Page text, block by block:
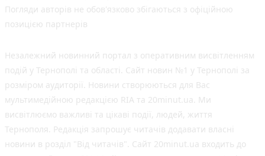
Погляди авторів не обов'язково збігаються з офіційною
позицією партнерів
Незалежний новинний портал з оперативним висвітленням
подій у Тернополі та області. Сайт новин №1 у Тернополі за
розміром аудиторії. Новини створюються для Вас
мультимедійною редакцією RIA та 20minut.ua. Ми
висвітлюємо важливі та цікаві події, людей, життя
Тернополя. Редакція запрошує читачів додавати власні
новини в розділ "Від читачів". Сайт 20minut.ua входить до